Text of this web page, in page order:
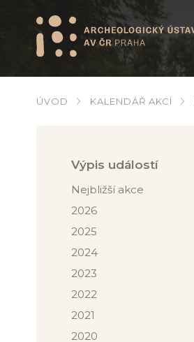
ÚVOD KALENDÁŘ AKCÍ
Výpis událostí
Nejbližší akce
2026
2025
2024
2023
2022
2021
2020